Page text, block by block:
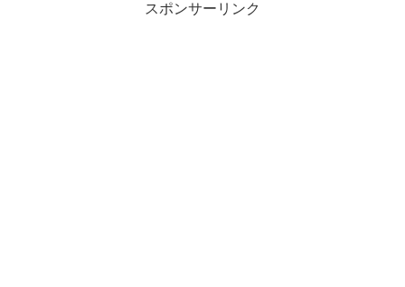
スポンサーリンク